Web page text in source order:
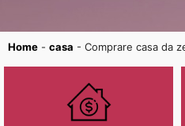
Home - casa - Comprare casa da